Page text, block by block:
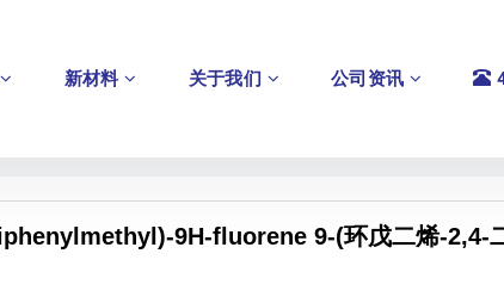
新材料 关于我们 公司资讯
9H-fluorene 9-(环戊二烯-2,4-